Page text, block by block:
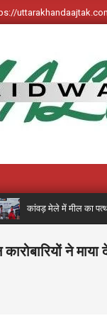
मेले में मील का पत्थर साबित
ने माया